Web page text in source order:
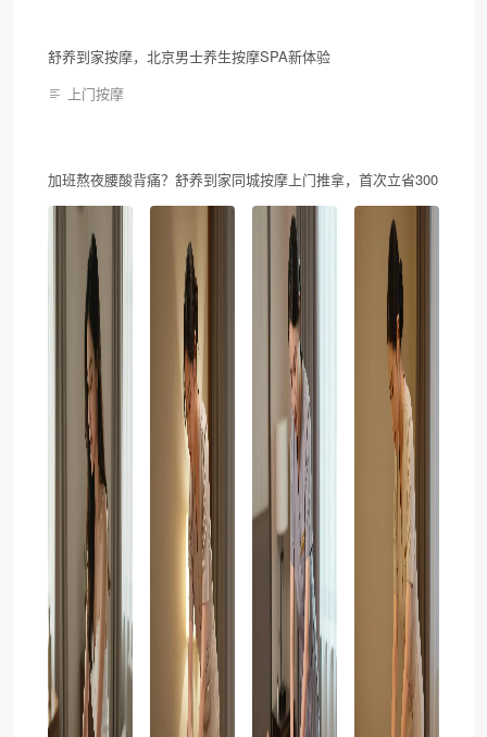
舒养到家按摩，北京男士养生按摩SPA新体验
上门按摩
加班熬夜腰酸背痛？舒养到家同城按摩上门推拿，首次立省300